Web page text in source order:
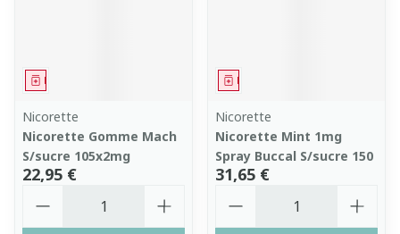
Médicament
Nicorette
Nicorette Gomme Mach
S/sucre 105x2mg
22,95 €
Médicament
Nicorette
Nicorette Mint 1mg
Spray Buccal S/sucre 150
31,65 €